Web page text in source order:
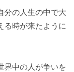
分の人生の中で大
る時が来たように
界中の人が争いを